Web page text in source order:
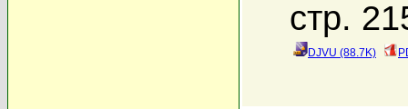
стр.
DJVU (88.7K)